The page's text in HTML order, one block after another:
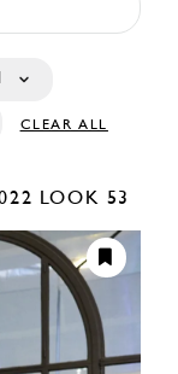
CLEAR ALL
LOOK 53